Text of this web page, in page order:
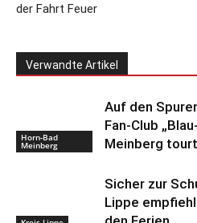
der Fahrt Feuer
Verwandte Artikel
Horn-Bad
Meinberg
Auf den
Fan-Club
Meinberg
Sicher zur
Lippe